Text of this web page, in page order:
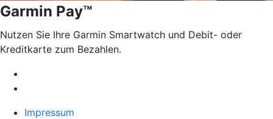
Garmin Pay™
Nutzen Sie Ihre Garmin Smartwatch und Debit- oder
Kreditkarte zum Bezahlen.
Impressum